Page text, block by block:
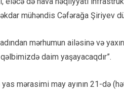
mühəndis Cəfərağa Şiriyev
mərhumun ailəsinə və
daim yaşayacaqdır”.
mərasimi may ayının 21-də